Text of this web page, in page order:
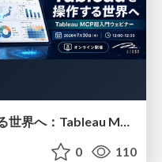
0 110